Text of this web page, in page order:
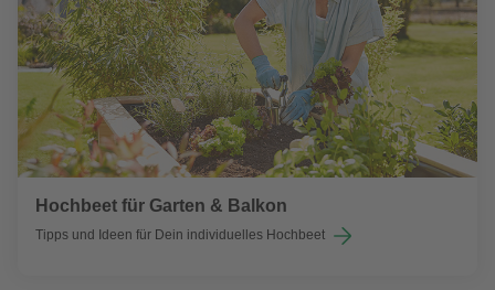
Hochbeet für Garten & Balkon
Tipps und Ideen für Dein individuelles Hochbeet